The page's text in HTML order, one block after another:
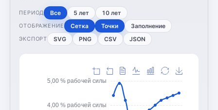
ПЕРИОД Все 5 лет 10 лет
ОТОБРАЖЕНИЕ Сетка Точки Заполнение
ЭКСПОРТ SVG PNG CSV JSON
4,00 % рабочей силы
5,00 % рабочей силы